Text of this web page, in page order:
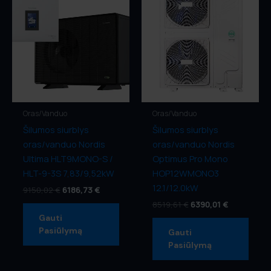
Siųsti Užklausą
Oras/Vanduo
Šilumos siurblys
oras/vanduo Nordis
Ultima HLT9MONO-S /
HLT-9-3S 7,83/9,52kW
9150,02€ 6186,73 €
Gauti
Pasiūlymą
Oras/Vanduo
Šilumos siurblys
oras/vanduo Nordis
Optimus Pro Mono
HOP12WMONO3
12.1/12.0kW
8519,61€ 6390,01 €
Gauti
Pasiūlymą